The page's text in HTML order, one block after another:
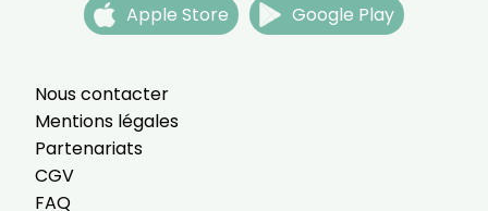
Nous contacter
Mentions légales
Partenariats
CGV
FAQ
Apple Store Google Play